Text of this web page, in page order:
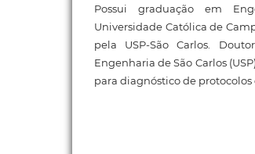
Possui graduação em
Universidade Católica de
pela USP-São Carlos.
Engenharia de São Carlos
para diagnóstico de protocolos